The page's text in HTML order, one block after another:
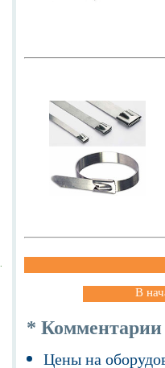
В
* Комментарии
Цены на